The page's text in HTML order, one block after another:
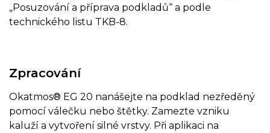
„Posuzování a příprava podkladů“ a podle
technického listu TKB-8.
Zpracování
Okatmos® EG 20 nanášejte na podklad nezředěný
pomocí válečku nebo štětky. Zamezte vzniku
kaluží a vytvoření silné vrstvy. Při aplikaci na